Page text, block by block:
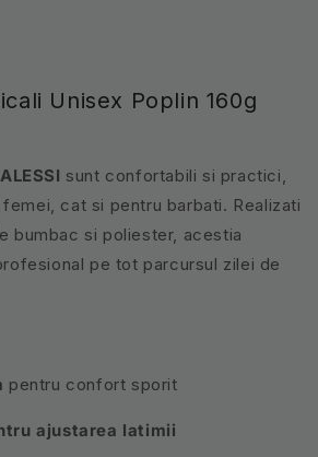
Unisex Poplin 160g
ALESSI sunt confortabili si practici,
cat si pentru barbati. Realizati
bumbac si poliester, acestia
pe tot parcursul zilei de
pentru confort sporit
ajustarea latimii